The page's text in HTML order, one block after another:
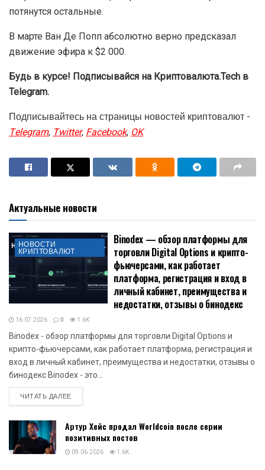
рассказал, что в данный момент считает потенциал
альткоинов станет возможет только после того, как их
общая рыночная капитализация превысит $615 млрд.
Еще одним фактором роста альткоинов Ван Де Попп
видит рост эфириума против биткоина, так как за
второй по капитализации криптовалютой мира
потянутся остальные.
движение эфира к $2 000.
Telegram.
Подписывайтесь на страницы новостей криптовалют -
Telegram,Twitter Facebook,OK
Актуальные новости
НОВОСТИ
КРИПТОВАЛЮТ
Binodex — обзор платформы для
торговли Digital Options и крипто-
16.07.2026
Binodex - обзор платформы для торговли Digital Options и